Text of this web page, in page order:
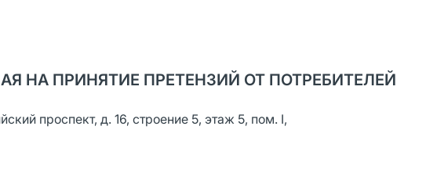
НА ПРИНЯТИЕ ПРЕТЕНЗИЙ ОТ ПОТРЕБИТЕЛЕЙ
проспект, д. 16, строение 5, этаж 5, пом. I,